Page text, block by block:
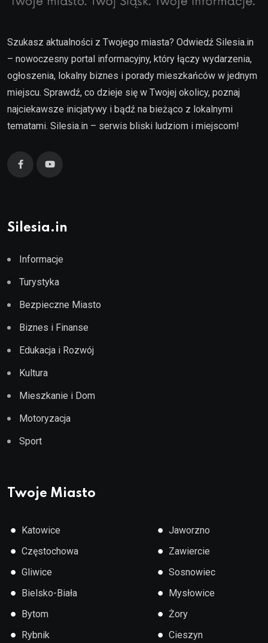
Szukasz aktualności z Twojego miasta? Odwiedź Silesia.in
– nowoczesny portal informacyjny, który łączy wydarzenia,
ogłoszenia, lokalny biznes i porady mieszkańców w jednym
miejscu. Sprawdź, co dzieje się w Twojej okolicy, poznaj
najciekawsze inicjatywy i bądź na bieżąco z lokalnymi
tematami. Silesia.in – serwis bliski ludziom i miejscom!
Silesia.in
Informacje
Turystyka
Bezpieczne Miasto
Biznes i Finanse
Edukacja i Rozwój
Kultura
Mieszkanie i Dom
Motoryzacja
Sport
Twoje Miasto
● Katowice
● Częstochowa
● Gliwice
● Bielsko-Biała
● Bytom
● Rybnik
● Jaworzno
● Zawiercie
● Sosnowiec
● Mysłowice
● Żory
● Cieszyn